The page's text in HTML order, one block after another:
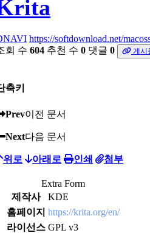
https://softdownload.net/
회 수 604 추천 수 0 댓글 0 게시
축키
Prev이전 문서
Next다음 문서
위로 아래로 인쇄 첨부
Extra Form
제작사
KDE
홈페이지 https://krita.org/en/
라이선스 GPL v3